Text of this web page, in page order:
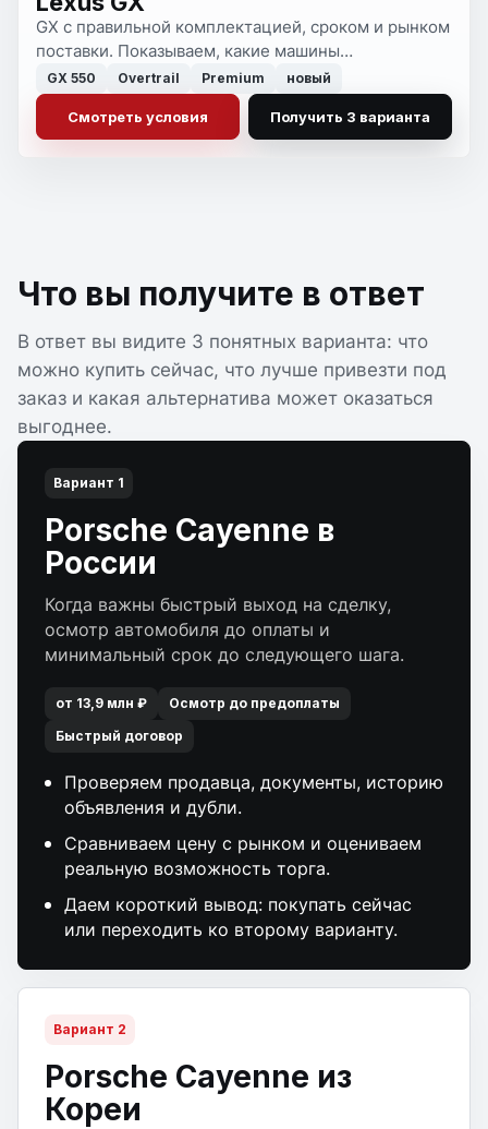
GX с правильной комплектацией, сроком и рынком
поставки. Показываем, какие машины
действительно стоят внимания, а какие лучше
оставить рынку.
GX 550 Overtrail Premium новый
Смотреть условия Получить 3 варианта
Что вы получите в ответ
В ответ вы видите 3 понятных варианта: что
можно купить сейчас, что лучше привезти под
заказ и какая альтернатива может оказаться
выгоднее.
Вариант 1
Porsche Cayenne в
России
Когда важны быстрый выход на сделку,
осмотр автомобиля до оплаты и
минимальный срок до следующего шага.
от 13,9 млн ₽
Осмотр до предоплаты
Быстрый договор
Проверяем продавца, документы, историю
объявления и дубли.
Сравниваем цену с рынком и оцениваем
реальную возможность торга.
Даем короткий вывод: покупать сейчас
или переходить ко второму варианту.
Вариант 2
Porsche Cayenne из
Кореи